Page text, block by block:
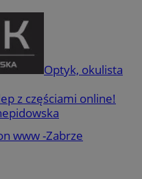
Optyk, okulista
z częściami online!
www -Zabrze